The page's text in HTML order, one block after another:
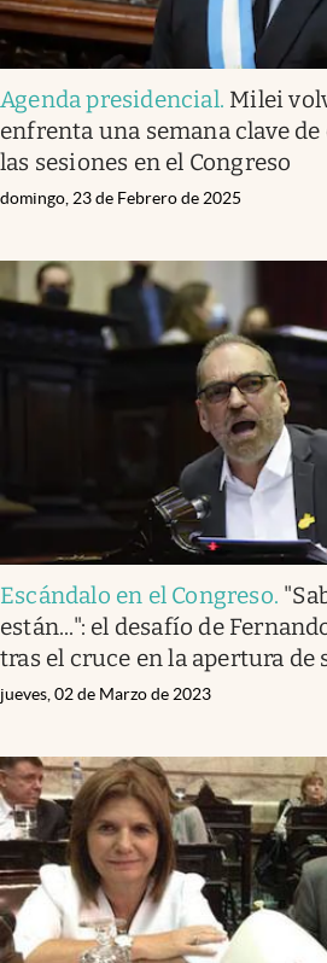
Agenda presidencial. Milei
enfrenta una semana clave
las sesiones en el Congreso
domingo, 23 de Febrero de 2025
Escándalo en el Congreso.
están...": el desafío de
tras el cruce en la apertura de
jueves, 02 de Marzo de 2023